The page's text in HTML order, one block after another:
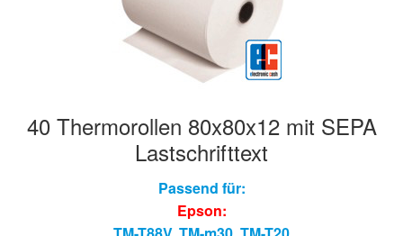
40 Thermorollen 80x80x12 mit SEPA
Lastschrifttext
Passend für:
Epson: